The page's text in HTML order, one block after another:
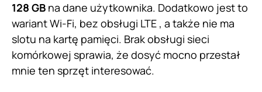
128 GB na dane użytkownika. Dodatkowo jest to
wariant Wi-Fi, bez obsługi LTE , a także nie ma
slotu na kartę pamięci. Brak obsługi sieci
komórkowej sprawia, że dosyć mocno przestał
mnie ten sprzęt interesować.